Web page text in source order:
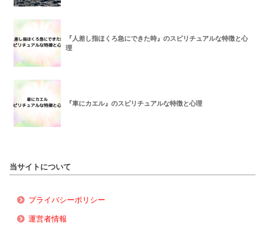
『人差し指ほくろ急にできた時』のスピリチュアルな特徴と心
理
『車にカエル』のスピリチュアルな特徴と心理
当サイトについて
プライバシーポリシー
運営者情報